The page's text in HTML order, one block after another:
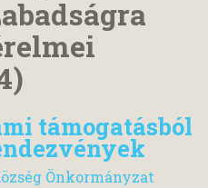
támogatásból
Önkormányzat